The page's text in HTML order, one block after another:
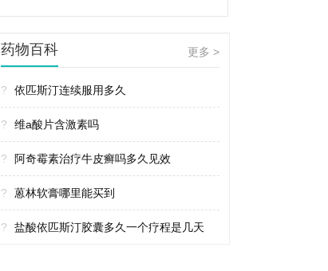
药物百科 更多 >
? 依匹斯汀连续服用多久
? 维a酸片含激素吗
? 阿奇霉素治疗牛皮癣吗多久见效
? 蒽林软膏哪里能买到
? 盐酸依匹斯汀胶囊多久一个疗程是几天